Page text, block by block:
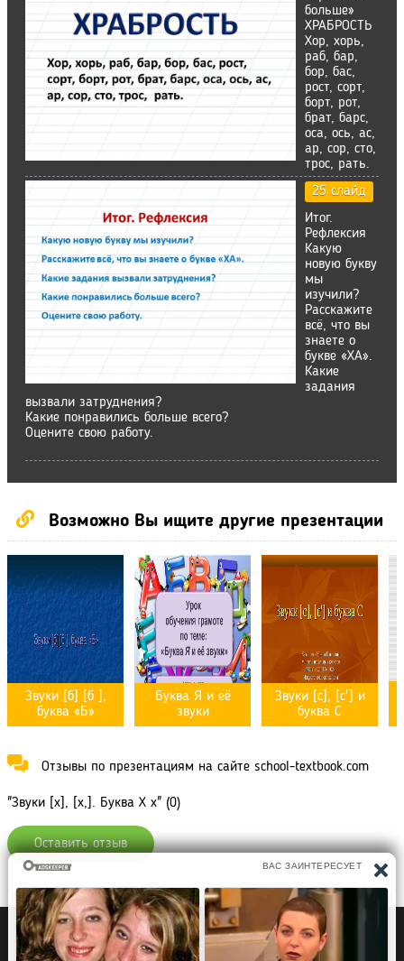
больше»
ХРАБРОСТЬ
Хор, хорь,
раб, бар,
бор, бас,
рост, сорт,
борт, рот,
брат, барс,
оса, ось, ас,
ар, сор, сто,
трос, рать.
25 слайд
Итог.
Рефлексия
Какую
новую букву
мы
изучили?
Расскажите
всё, что вы
знаете о
букве «ХА».
Какие
задания
вызвали затруднения?
Какие понравились больше всего?
Оцените свою работу.
Возможно Вы ищите другие презентации
Звуки [б] [б ],
буква «Б»
Буква Я и её
звуки
Звуки [c], [c'] и
буква C
Отзывы по презентациям на сайте school-textbook.com
"Звуки [х], [х,]. Буква Х х" (0)
Оставить отзыв
Политика конфиденциальности